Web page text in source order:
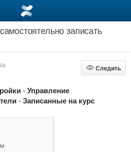
записать
Следить
Следить
- Управление
- Записанные на курс